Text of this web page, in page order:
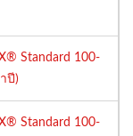
Standard 100-
ปี)
Standard 100-